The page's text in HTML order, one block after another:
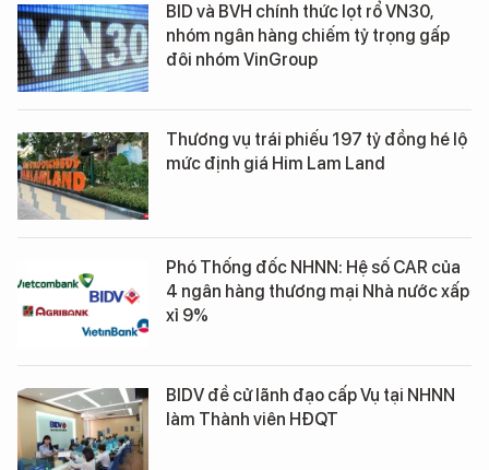
BID và BVH chính thức lọt rổ VN30,
nhóm ngân hàng chiếm tỷ trọng gấp
đôi nhóm VinGroup
Thương vụ trái phiếu 197 tỷ đồng hé lộ
mức định giá Him Lam Land
Phó Thống đốc NHNN: Hệ số CAR của
4 ngân hàng thương mại Nhà nước xấp
xỉ 9%
BIDV đề cử lãnh đạo cấp Vụ tại NHNN
làm Thành viên HĐQT